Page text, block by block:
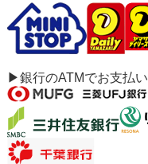
▶銀行のATMでお支払い